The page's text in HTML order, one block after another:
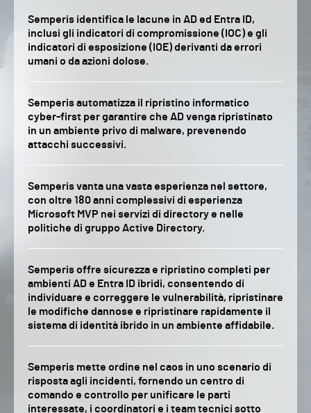
Semperis identifica le lacune in AD ed Entra ID,
inclusi gli indicatori di compromissione (IOC) e gli
indicatori di esposizione (IOE) derivanti da errori
umani o da azioni dolose.
Semperis automatizza il ripristino informatico
cyber-first per garantire che AD venga ripristinato
in un ambiente privo di malware, prevenendo
attacchi successivi.
Semperis vanta una vasta esperienza nel settore,
con oltre 180 anni complessivi di esperienza
Microsoft MVP nei servizi di directory e nelle
politiche di gruppo Active Directory.
Semperis offre sicurezza e ripristino completi per
ambienti AD e Entra ID ibridi, consentendo di
individuare e correggere le vulnerabilità, ripristinare
le modifiche dannose e ripristinare rapidamente il
sistema di identità ibrido in un ambiente affidabile.
Semperis mette ordine nel caos in uno scenario di
risposta agli incidenti, fornendo un centro di
comando e controllo per unificare le parti
interessate, i coordinatori e i team tecnici sotto